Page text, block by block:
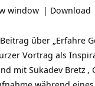
window | Download
über „Erfahre
Vortrag als
mit Sukadev Bretz ,